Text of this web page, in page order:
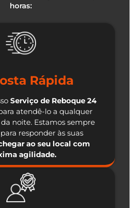
horas:
Rápida
Serviço de Reboque 24
atendê-lo a qualquer
noite. Estamos sempre
responder às suas
ao seu local com
agilidade.